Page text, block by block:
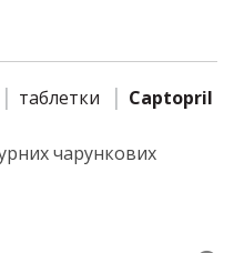
таблетки
Captopril
чарункових